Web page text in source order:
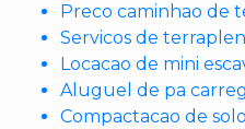
Preco caminhao de
Servicos de
Locacao de mini
Aluguel de pa
Compactacao de